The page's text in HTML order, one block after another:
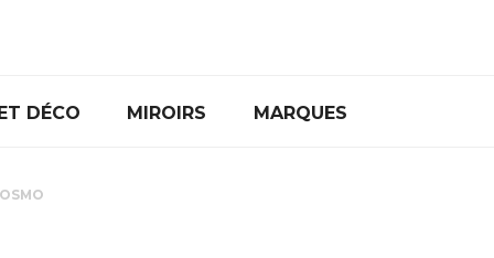
DÉCO MIROIRS MARQUES